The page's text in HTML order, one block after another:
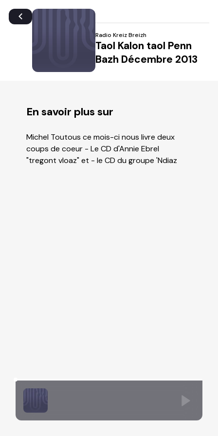
Radio Kreiz Breizh
Taol Kalon taol Penn
Bazh Décembre 2013
En savoir plus sur
Michel Toutous ce mois-ci nous livre deux
coups de coeur - Le CD d'Annie Ebrel
"tregont vloaz" et - le CD du groupe 'Ndiaz